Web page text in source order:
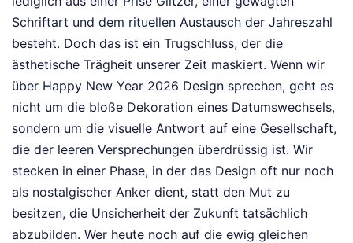
Schriftart und dem rituellen Austausch der Jahreszahl
besteht. Doch das ist ein Trugschluss, der die
ästhetische Trägheit unserer Zeit maskiert. Wenn wir
über Happy New Year 2026 Design sprechen, geht es
nicht um die bloße Dekoration eines Datumswechsels,
sondern um die visuelle Antwort auf eine Gesellschaft,
die der leeren Versprechungen überdrüssig ist. Wir
stecken in einer Phase, in der das Design oft nur noch
als nostalgischer Anker dient, statt den Mut zu
besitzen, die Unsicherheit der Zukunft tatsächlich
abzubilden. Wer heute noch auf die ewig gleichen